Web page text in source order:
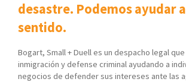
desastre. Podemos ayudar
sentido.
Bogart, Small + Duell es un despacho legal
inmigración y defense criminal ayudando a
negocios de defender sus intereses ante las